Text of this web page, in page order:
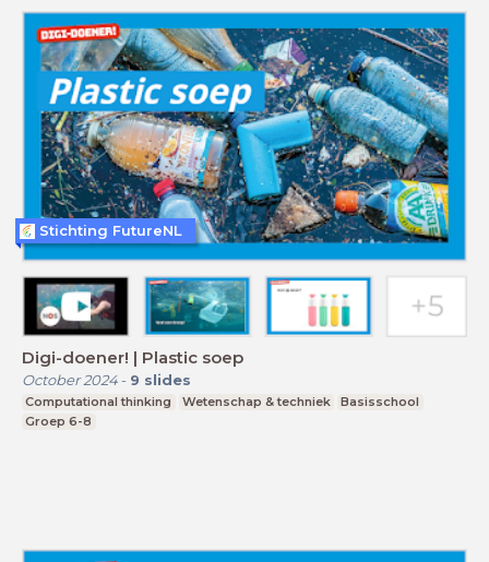
Digi-doener! | Plastic soep
October 2024- 9 slides
Computational thinking Wetenschap & techniek
Basisschool
Groep 6-8
Stichting FutureNL